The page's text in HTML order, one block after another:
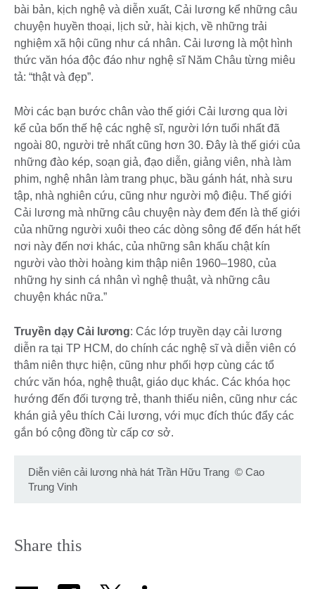
bài bản, kịch nghệ và diễn xuất, Cải lương kể những câu
chuyện huyền thoại, lịch sử, hài kịch, về những trải
nghiệm xã hội cũng như cá nhân. Cải lương là một hình
thức văn hóa độc đáo như nghệ sĩ Năm Châu từng miêu
tả: “thật và đẹp”.
Mời các bạn bước chân vào thế giới Cải lương qua lời
kể của bốn thế hệ các nghệ sĩ, người lớn tuổi nhất đã
ngoài 80, người trẻ nhất cũng hơn 30. Đây là thế giới của
những đào kép, soạn giả, đạo diễn, giảng viên, nhà làm
phim, nghệ nhân làm trang phục, bầu gánh hát, nhà sưu
tập, nhà nghiên cứu, cũng như người mộ điệu. Thế giới
Cải lương mà những câu chuyện này đem đến là thế giới
của những người xuôi theo các dòng sông để đến hát hết
nơi này đến nơi khác, của những sân khấu chật kín
người vào thời hoàng kim thập niên 1960–1980, của
những hy sinh cá nhân vì nghệ thuật, và những câu
chuyện khác nữa.”
Truyền dạy Cải lương: Các lớp truyền dạy cải lương
diễn ra tại TP HCM, do chính các nghệ sĩ và diễn viên có
thâm niên thực hiện, cũng như phối hợp cùng các tổ
chức văn hóa, nghệ thuật, giáo dục khác. Các khóa học
hướng đến đối tượng trẻ, thanh thiếu niên, cũng như các
khán giả yêu thích Cải lương, với mục đích thúc đẩy các
gắn bó cộng đồng từ cấp cơ sở.
Diễn viên cải lương nhà hát Trần Hữu Trang © Cao
Trung Vinh
Share this